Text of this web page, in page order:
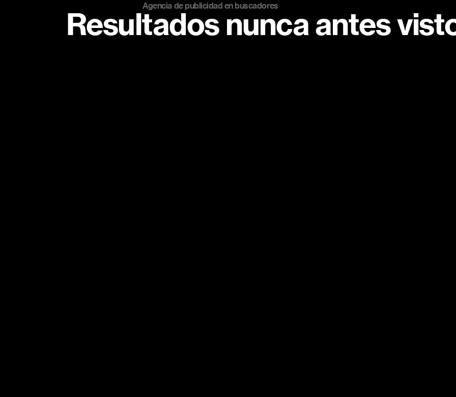
Agencia de publicidad en buscadores
Resultados nunca antes